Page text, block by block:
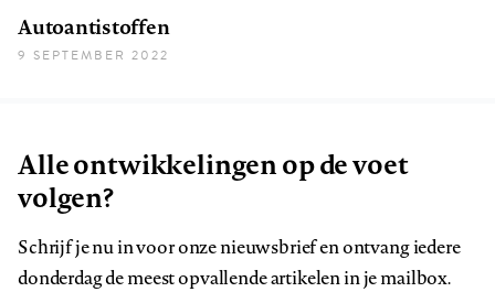
Autoantistoffen
9 SEPTEMBER 2022
Alle ontwikkelingen op de voet
volgen?
Schrijf je nu in voor onze nieuwsbrief en ontvang iedere
donderdag de meest opvallende artikelen in je mailbox.